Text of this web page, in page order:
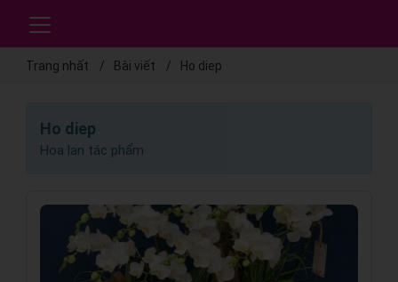
Trang nhất Bài viết Ho diep
Ho diep
Hoa lan tác phẩm